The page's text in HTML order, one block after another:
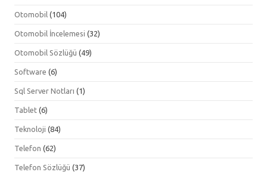
Otomobil (104)
Otomobil İncelemesi (32)
Otomobil Sözlüğü (49)
Software (6)
Sql Server Notları (1)
Tablet (6)
Teknoloji (84)
Telefon (62)
Telefon Sözlüğü (37)